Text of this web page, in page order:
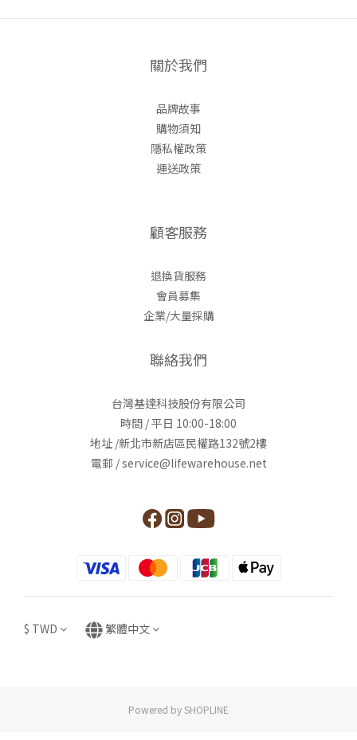
關於我們
品牌故事
購物須知
隱私權政策
運送政策
顧客服務
退換貨服務
會員募集
企業/大量採購
聯絡我們
台灣基達科技股份有限公司
時間 / 平日 10:00-18:00
地址 /新北市新店區民權路132號2樓
電郵 / service@lifewarehouse.net
$ TWD 繁體中文
Powered by SHOPLINE